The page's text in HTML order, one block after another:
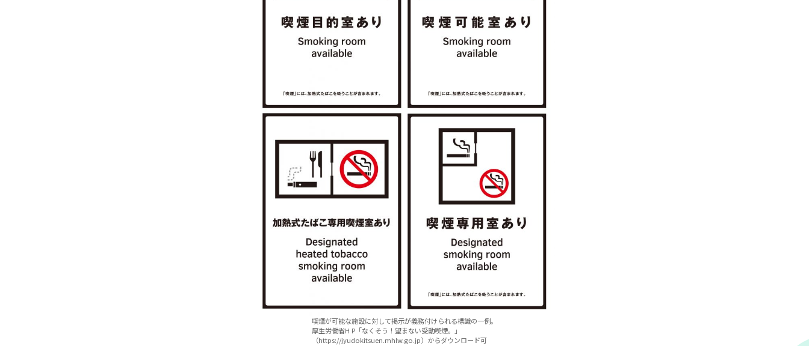
喫煙が可能な施設に対して掲示が義務付けられる標識の一例。
厚生労働省H P「なくそう！望まない受動喫煙。」
（https://jyudokitsuen.mhlw.go.jp）からダウンロード可